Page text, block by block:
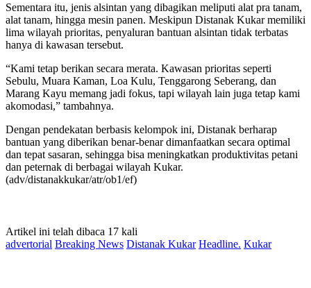
Sementara itu, jenis alsintan yang dibagikan meliputi alat pra tanam,
alat tanam, hingga mesin panen. Meskipun Distanak Kukar memiliki
lima wilayah prioritas, penyaluran bantuan alsintan tidak terbatas
hanya di kawasan tersebut.
“Kami tetap berikan secara merata. Kawasan prioritas seperti
Sebulu, Muara Kaman, Loa Kulu, Tenggarong Seberang, dan
Marang Kayu memang jadi fokus, tapi wilayah lain juga tetap kami
akomodasi,” tambahnya.
Dengan pendekatan berbasis kelompok ini, Distanak berharap
bantuan yang diberikan benar-benar dimanfaatkan secara optimal
dan tepat sasaran, sehingga bisa meningkatkan produktivitas petani
dan peternak di berbagai wilayah Kukar.
(adv/distanakkukar/atr/ob1/ef)
Artikel ini telah dibaca 17 kali
advertorial Breaking News Distanak Kukar Headline. Kukar